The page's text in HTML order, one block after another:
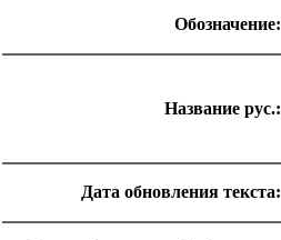
Обозначение:
Название рус.:
Дата обновления текста: